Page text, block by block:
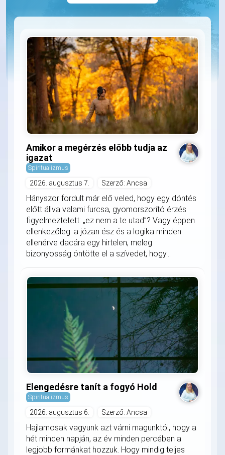
Amikor a megérzés előbb tudja az
igazat
Spiritualizmus
2026. augusztus 7. Szerző: Ancsa
Hányszor fordult már elő veled, hogy egy döntés
előtt állva valami furcsa, gyomorszorító érzés
figyelmeztetett: „ez nem a te utad”? Vagy éppen
ellenkezőleg: a józan ész és a logika minden
ellenérve dacára egy hirtelen, meleg
bizonyosság öntötte el a szívedet, hogy...
Elengedésre tanít a fogyó Hold
Spiritualizmus
2026. augusztus 6. Szerző: Ancsa
Hajlamosak vagyunk azt várni magunktól, hogy a
hét minden napján, az év minden percében a
legjobb formánkat hozzuk. Hogy mindig teljes